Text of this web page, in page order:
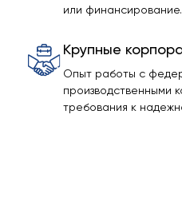
или финансирование.
Крупные
Опыт работы с
производственными
требования к